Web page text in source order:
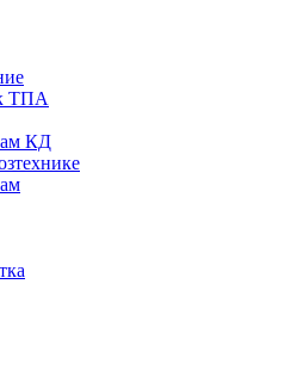
ТПА
КД